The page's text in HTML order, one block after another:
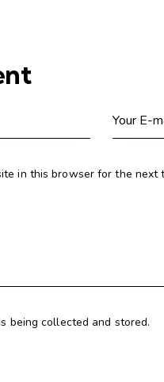
in this browser for the next
being collected and stored.